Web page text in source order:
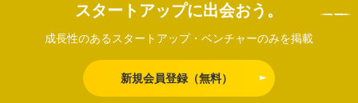
スタートアップに出会おう。
成長性のあるスタートアップ・ベンチャーのみを掲載
新規会員登録（無料）